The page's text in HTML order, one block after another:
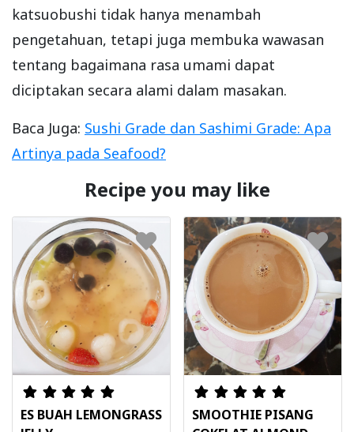
katsuobushi tidak hanya menambah
pengetahuan, tetapi juga membuka wawasan
tentang bagaimana rasa umami dapat
diciptakan secara alami dalam masakan.
Baca Juga: Sushi Grade dan Sashimi Grade: Apa
Artinya pada Seafood?
Recipe you may like
ES BUAH LEMONGRASS
SMOOTHIE PISANG